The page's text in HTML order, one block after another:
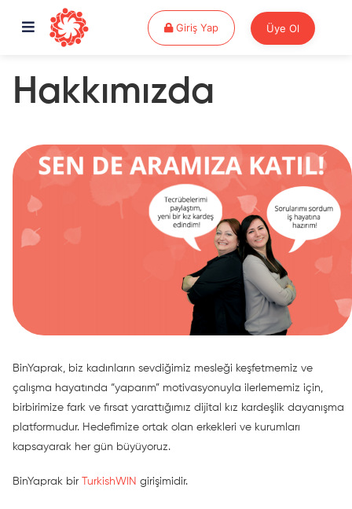
Giriş YapGiriş Yap Üye Ol
Hakkımızda
BinYaprak, biz kadınların sevdiğimiz mesleği keşfetmemiz ve
çalışma hayatında “yaparım” motivasyonuyla ilerlememiz için,
birbirimize fark ve fırsat yarattığımız dijital kız kardeşlik dayanışma
platformudur. Hedefimize ortak olan erkekleri ve kurumları
kapsayarak her gün büyüyoruz.
BinYaprak bir TurkishWIN girişimidir.